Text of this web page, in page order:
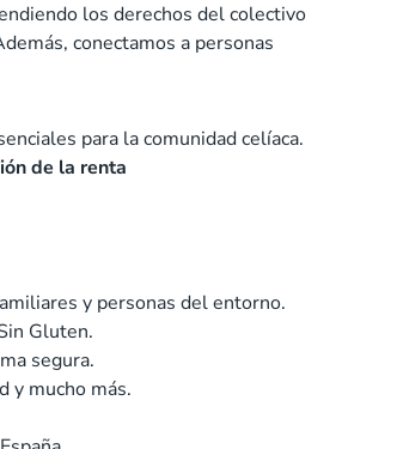
los derechos del colectivo
conectamos a personas
para la comunidad celíaca.
de la renta
y personas del entorno.
Gluten.
segura.
y mucho más.